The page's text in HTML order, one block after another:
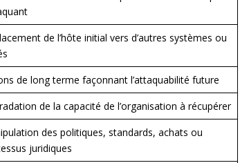
de l’hôte initial vers d’autres systèmes ou
de long terme façonnant l’attaquabilité future
de la capacité de l’organisation à récupérer
des politiques, standards, achats ou
juridiques